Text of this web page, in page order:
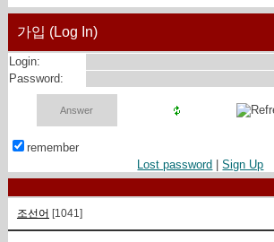
가입 (Log In)
Login:
Password:
remember
Lost password |Sign Up
조선어 [1041]